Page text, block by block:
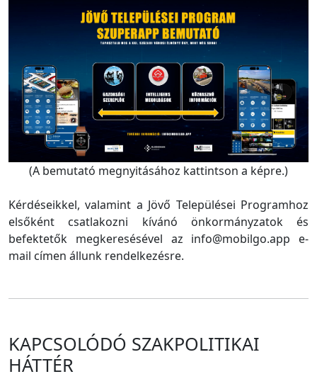
(A bemutató megnyitásához kattintson a képre.)
Kérdéseikkel, valamint a Jövő Települései Programhoz
elsőként csatlakozni kívánó önkormányzatok és
befektetők megkeresésével az info@mobilgo.app e-
mail címen állunk rendelkezésre.
KAPCSOLÓDÓ SZAKPOLITIKAI
HÁTTÉR